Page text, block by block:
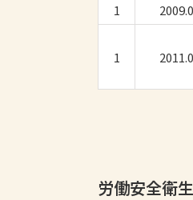
1
1
労働安全衛